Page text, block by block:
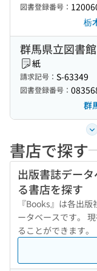
図書登録番号：
栃
群馬県立図書館
紙
請求記号： S-63349
図書登録番号：
群
書店で探す
出版書誌データ
る書店を探す
『Books』は各出
ータベースです。
ることができます。